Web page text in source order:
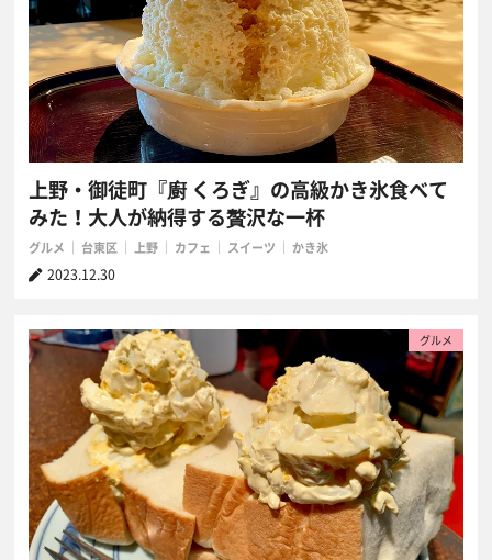
上野・御徒町『廚 くろぎ』の高級かき氷食べて
みた！大人が納得する贅沢な一杯
グルメ 台東区 上野 カフェ スイーツ かき氷
2023.12.30
グルメ